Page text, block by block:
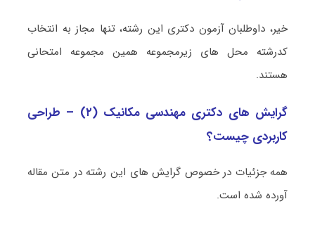
خیر، داوطلبان آزمون دکتری این رشته، تنها مجاز به انتخاب
کدرشته محل های زیرمجموعه همین مجموعه امتحانی
هستند.
گرایش های دکتری مهندسی مکانیک (۲) – طراحی
کاربردی چیست؟
همه جزئیات در خصوص گرایش های این رشته در متن مقاله
آورده شده است.